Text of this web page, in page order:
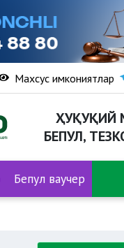
Махсус имкониятлар
ҲУҚУҚИЙ
БЕПУЛ,
Бепул ваучер